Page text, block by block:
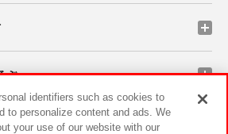
ぶ
ーン
identifiers such as cookies to
to personalize content and ads. We
your use of our website with our